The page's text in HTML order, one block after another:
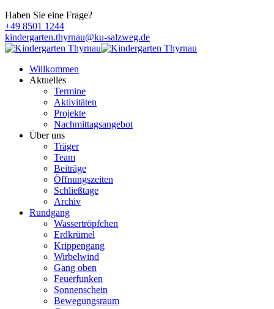
Haben Sie eine Frage?
+49 8501 1244
kindergarten.thyrnau@ku-salzweg.de
Willkommen
Aktuelles
Termine
Aktivitäten
Projekte
Nachmittagsangebot
Über uns
Träger
Team
Beiträge
Öffnungszeiten
Schließtage
Archiv
Rundgang
Wassertröpfchen
Erdkrümel
Krippengang
Wirbelwind
Gang oben
Feuerfunken
Sonnenschein
Bewegungsraum